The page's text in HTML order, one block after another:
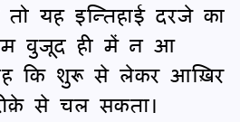
यह इन्तिहाई दरजे का
वुजूद ही में न आ
कि शुरू से लेकर आख़िर
से चल सकता।